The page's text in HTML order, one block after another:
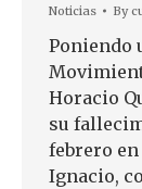
Noticias By
Poniendo
Horacio
su
febrero
Ignacio,